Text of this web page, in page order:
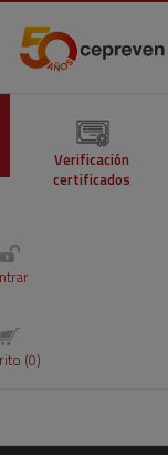
Verificación
certificados
(0)